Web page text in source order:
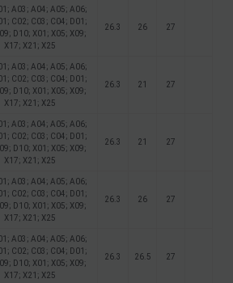
A03; A04; A05; A06;
C02; C03; C04; D01;
D10; X01; X05; X09;
X17; X21; X25
26.3 26 27
A03; A04; A05; A06;
C02; C03; C04; D01;
D10; X01; X05; X09;
X17; X21; X25
26.3 21 27
A03; A04; A05; A06;
C02; C03; C04; D01;
D10; X01; X05; X09;
X17; X21; X25
26.3 21 27
A03; A04; A05; A06;
C02; C03; C04; D01;
D10; X01; X05; X09;
X17; X21; X25
26.3 26 27
A03; A04; A05; A06;
C02; C03; C04; D01;
D10; X01; X05; X09;
X17; X21; X25
26.3 26.5 27